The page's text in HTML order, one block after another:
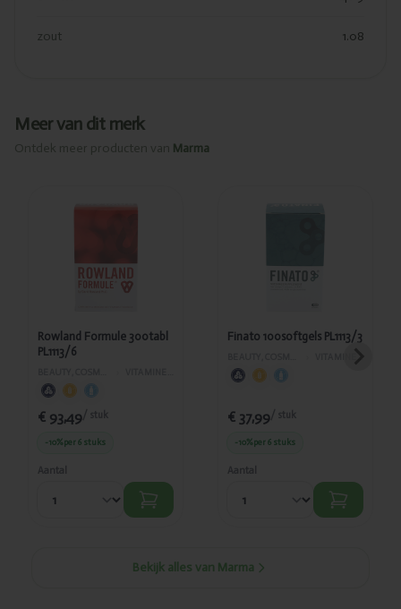
zout 1.08
Meer van dit merk
Ontdek meer producten van Marma
Toegevoegd
PL1113/6
Rowland Formule 300tabl
PL1113/6
€ 93,49/ stuk
-10%per 6 stuks
Aantal
Finato 100softgels PL1113/3
VITAMINES EN SUPPLEMENTEN
€ 37,99/ stuk
-10%per 6 stuks
Aantal
Bekijk alles van Marma